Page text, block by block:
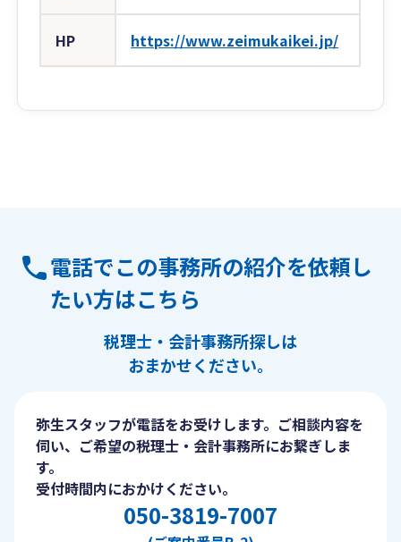
HP https://www.zeimukaikei.jp/
電話でこの事務所の紹介を依頼し
たい方はこちら
税理士・会計事務所探しは
おまかせください。
弥生スタッフが電話をお受けします。ご相談内容を
伺い、ご希望の税理士・会計事務所にお繋ぎしま
す。
受付時間内におかけください。
050-3819-7007